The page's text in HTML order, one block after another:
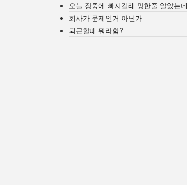
오늘 장중에 빠지길래 망한줄 알았는데
회사가 문제인거 아닌가
퇴근할때 뭐라함?